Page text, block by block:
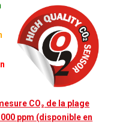
CO₂ de la plage
ppm (disponible en